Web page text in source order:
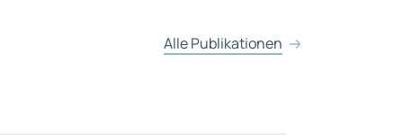
Alle Publikationen